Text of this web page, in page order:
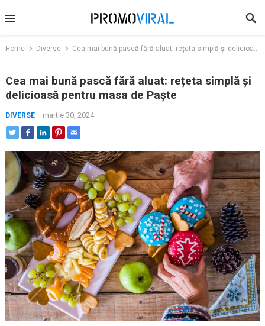
to
Home Diverse Cea mai bună pască fără aluat: rețeta simplă și delicioasă pentru masa de Paște
Cea mai bună pască fără aluat: rețeta simplă și
delicioasă pentru masa de Paște
DIVERSE martie 30, 2024